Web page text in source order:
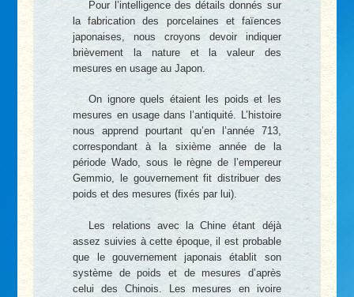
Pour l’intelligence des détails donnés sur
la fabrication des porcelaines et faïences
japonaises, nous croyons devoir indiquer
brièvement la nature et la valeur des
mesures en usage au Japon.
On ignore quels étaient les poids et les
mesures en usage dans l’antiquité. L’histoire
nous apprend pourtant qu’en l’année 713,
correspondant à la sixième année de la
période Wado, sous le règne de l’empereur
Gemmio, le gouvernement fit distribuer des
poids et des mesures (fixés par lui).
Les relations avec la Chine étant déjà
assez suivies à cette époque, il est probable
que le gouvernement japonais établit son
système de poids et de mesures d’après
celui des Chinois. Les mesures en ivoire